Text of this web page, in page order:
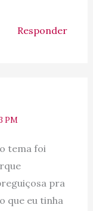
Responder
PM
tema foi
pra
que eu tinha